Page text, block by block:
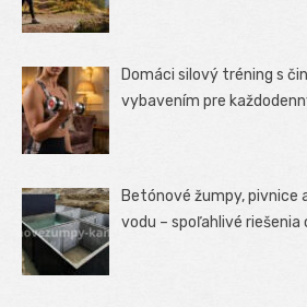
Domáci silový tréning s
vybavením pre
Betónové žumpy, pivnice
vodu – spoľahlivé riešenia